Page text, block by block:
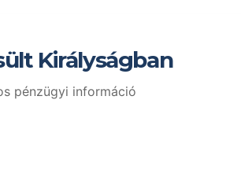
Királyságban
pénzügyi információ